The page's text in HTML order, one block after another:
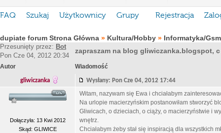
FAQ Szukaj Użytkownicy Grupy Rejestracja
dupiate forum Strona Główna » Kultura/Hobby » Informatyka/Gsm
Przesunięty przez: Bot
Pon Cze 04, 2012 20:34
zapraszam na blog gliwiczanka.blogspot, c
Autor Wiadomość
gliwiczanka Wysłany: Pon Cze 04, 2012 17:44
Dołączyła: 13 Kwi 2012
Skąd: GLIWICE
Witam, nazywam się Ewa i chciałabym
Na urlopie macierzyńskim postanowiłam stworzyć
Gliwicach, o dzieciach, o ciąży, o macierzyństwie i
wnętrz.
Chciałabym żeby stał się inspiracją dla wszystkich